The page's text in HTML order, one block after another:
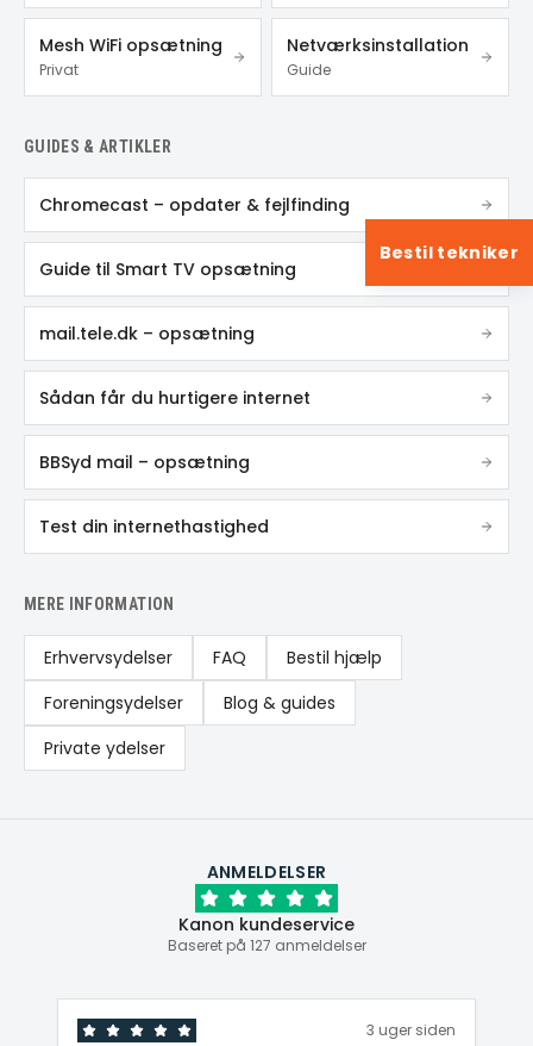
Mesh WiFi opsætning
Privat
Netværksinstallation
Guide
GUIDES & ARTIKLER
Chromecast – opdater & fejlfinding
Guide til Smart TV opsætning
mail.tele.dk – opsætning
Sådan får du hurtigere internet
BBSyd mail – opsætning
Test din internethastighed
MERE INFORMATION
Erhvervsydelser FAQ
Bestil hjælp
Foreningsydelser
Blog & guides
Private ydelser
ANMELDELSER
Kanon kundeservice
Baseret på 127 anmeldelser
3 uger siden
Bestil tekniker